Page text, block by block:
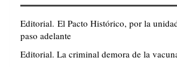
Editorial. El Pacto Histórico, por la
paso adelante
Editorial. La criminal demora de la